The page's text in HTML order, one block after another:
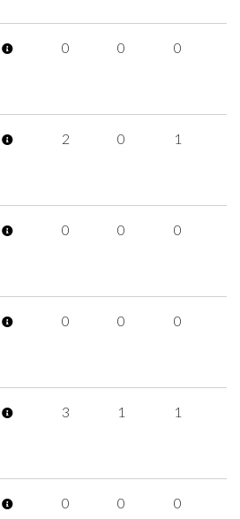
0 0 0
2 0 1
0 0 0
0 0 0
3 1 1
0 0 0